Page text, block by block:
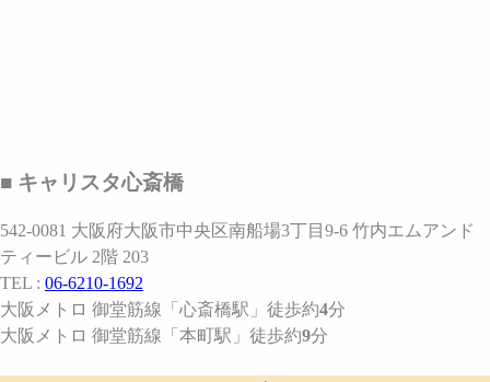
■ キャリスタ心斎橋
542-0081 大阪府大阪市中央区南船場3丁目9-6 竹内エムアンド
ティービル 2階 203
TEL : 06-6210-1692
大阪メトロ 御堂筋線 「心斎橋駅」 徒歩約4分
大阪メトロ 御堂筋線 「本町駅」 徒歩約9分